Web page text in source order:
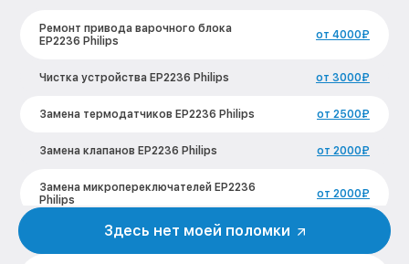
Ремонт привода варочного блока
EP2236 Philips
от 4000₽
Чистка устройства EP2236 Philips от 3000₽
Замена термодатчиков EP2236 Philips от 2500₽
Замена клапанов EP2236 Philips от 2000₽
Замена микропереключателей EP2236
Philips
от 2000₽
Ремонт или замена флоуметра EP2236
Здесь нет моей поломки